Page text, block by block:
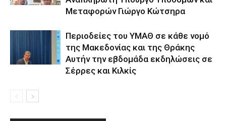
Μεταφορών Γιώργο Κώτσηρα
Περιοδείες του ΥΜΑΘ σε κάθε νομό
της Μακεδονίας και της Θράκης
Αυτήν την εβδομάδα εκδηλώσεις σε
Σέρρες και Κιλκίς